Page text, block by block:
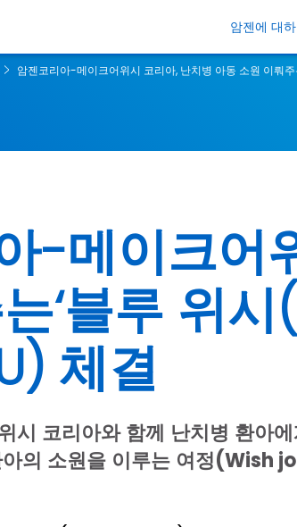
암젠에 대
암젠코리아-메이크어위시 코리아, 난치병 아동 소원 이뤄
-메이크어
‘블루 위
체결
시 코리아와 함께 난치병 환아
의 소원을 이루는 여정(Wish